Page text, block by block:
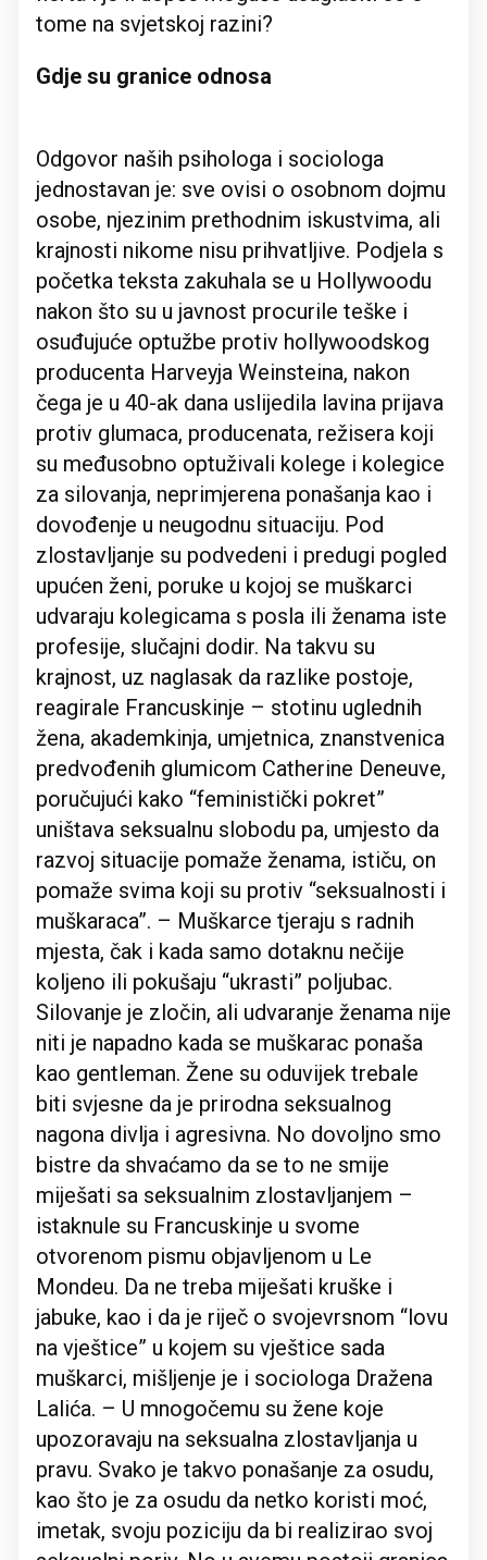
tome na svjetskoj razini?
Gdje su granice odnosa
Odgovor naših psihologa i sociologa
jednostavan je: sve ovisi o osobnom dojmu
osobe, njezinim prethodnim iskustvima, ali
krajnosti nikome nisu prihvatljive. Podjela s
početka teksta zakuhala se u Hollywoodu
nakon što su u javnost procurile teške i
osuđujuće optužbe protiv hollywoodskog
producenta Harveyja Weinsteina, nakon
čega je u 40-ak dana uslijedila lavina prijava
protiv glumaca, producenata, režisera koji
su međusobno optuživali kolege i kolegice
za silovanja, neprimjerena ponašanja kao i
dovođenje u neugodnu situaciju. Pod
zlostavljanje su podvedeni i predugi pogled
upućen ženi, poruke u kojoj se muškarci
udvaraju kolegicama s posla ili ženama iste
profesije, slučajni dodir. Na takvu su
krajnost, uz naglasak da razlike postoje,
reagirale Francuskinje – stotinu uglednih
žena, akademkinja, umjetnica, znanstvenica
predvođenih glumicom Catherine Deneuve,
poručujući kako “feministički pokret”
uništava seksualnu slobodu pa, umjesto da
razvoj situacije pomaže ženama, ističu, on
pomaže svima koji su protiv “seksualnosti i
muškaraca”. – Muškarce tjeraju s radnih
mjesta, čak i kada samo dotaknu nečije
koljeno ili pokušaju “ukrasti” poljubac.
Silovanje je zločin, ali udvaranje ženama nije
niti je napadno kada se muškarac ponaša
kao gentleman. Žene su oduvijek trebale
biti svjesne da je prirodna seksualnog
nagona divlja i agresivna. No dovoljno smo
bistre da shvaćamo da se to ne smije
miješati sa seksualnim zlostavljanjem –
istaknule su Francuskinje u svome
otvorenom pismu objavljenom u Le
Mondeu. Da ne treba miješati kruške i
jabuke, kao i da je riječ o svojevrsnom “lovu
na vještice” u kojem su vještice sada
muškarci, mišljenje je i sociologa Dražena
Lalića. – U mnogočemu su žene koje
upozoravaju na seksualna zlostavljanja u
pravu. Svako je takvo ponašanje za osudu,
kao što je za osudu da netko koristi moć,
imetak, svoju poziciju da bi realizirao svoj